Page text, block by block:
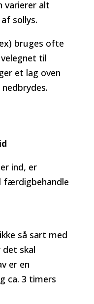
varierer alt
sollys.
bruges ofte
til
et lag oven
ind, er
færdigbehandle
så sart med
det skal
er en
ca. 3 timers